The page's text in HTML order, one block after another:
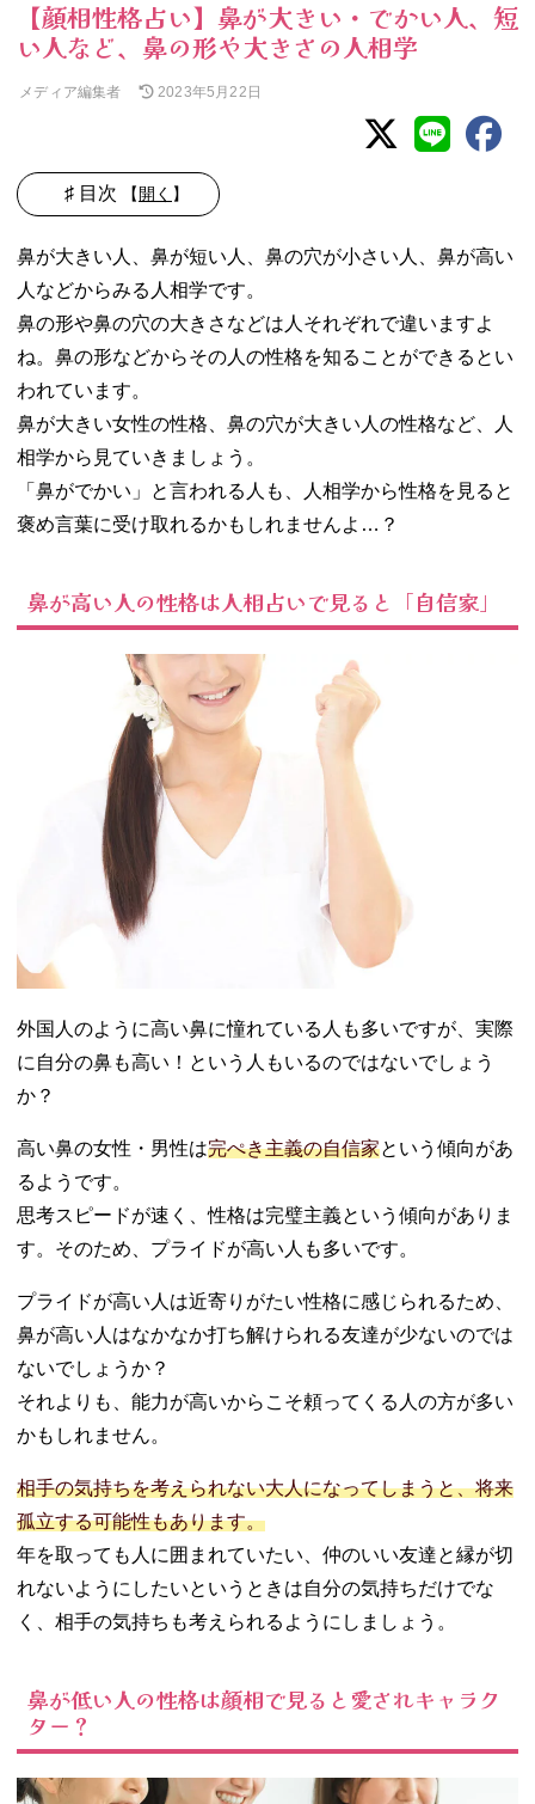
【顔相性格占い】鼻が大きい・でかい人、短
い人など、鼻の形や大きさの人相学
メディア編集者 2023年5月22日
♯ 目次 【開く 】
性格は人相占い
で見ると「自信
家」
02. 鼻が低い人の
ると愛されキャ
ラクター？
03. 鼻が大きい人
の性格は人相学
で見ると「強
の性格は人相学
的に言うと気配
りができる人
05. 鼻が長い人、
鼻が短い人の性
格は人相学的に
どうなの？
− どこから
鼻が長い？
短い？鼻の
長さの基準
− 鼻が長い
人の性格
06. だんご鼻の人
の性格は顔相で
見ると「金運に
強い」
格は人相学的に
見るとどんな意
味がある？
08. 鼻の穴が大き
いか小さいかで
性格診断
− 鼻の穴が
大きい人の
性格は「明
るい」
− 鼻の穴が
性格は「大
人しい」
09. 小鼻が小さい
人か大きい人か
で「金運」が変
わる
学的に見ると
「人気者」
いる人は人相学
鼻が大きい人、鼻が短い人、鼻の穴が小さい人、鼻が高い
人などからみる人相学です。
鼻の形や鼻の穴の大きさなどは人それぞれで違いますよ
ね。鼻の形などからその人の性格を知ることができるとい
われています。
鼻が大きい女性の性格、鼻の穴が大きい人の性格など、人
相学から見ていきましょう。
「鼻がでかい」と言われる人も、人相学から性格を見ると
褒め言葉に受け取れるかもしれませんよ…？
鼻が高い人の性格は人相占いで見ると「自信家」
外国人のように高い鼻に憧れている人も多いですが、実際
に自分の鼻も高い！という人もいるのではないでしょう
か？
高い鼻の女性・男性は完ぺき主義の自信家という傾向があ
るようです。
思考スピードが速く、性格は完璧主義という傾向がありま
す。そのため、プライドが高い人も多いです。
プライドが高い人は近寄りがたい性格に感じられるため、
鼻が高い人はなかなか打ち解けられる友達が少ないのでは
ないでしょうか？
それよりも、能力が高いからこそ頼ってくる人の方が多い
かもしれません。
相手の気持ちを考えられない大人になってしまうと、将来
孤立する可能性もあります。
年を取っても人に囲まれていたい、仲のいい友達と縁が切
れないようにしたいというときは自分の気持ちだけでな
く、相手の気持ちも考えられるようにしましょう。
鼻が低い人の性格は顔相で見ると愛されキャラク
ター？